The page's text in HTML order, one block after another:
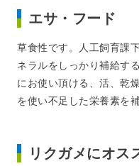
エサ・フード
草食性です。人工飼育課
ネラルをしっかり補給す
にお使い頂ける、活、乾
を使い不足した栄養素を
リクガメにオス